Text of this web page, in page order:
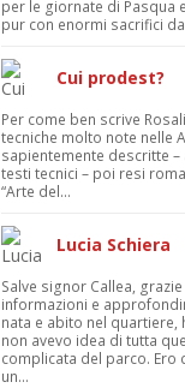
per le giornate di Pasqua
pur con enormi sacrifici
Cui prodest?
Per come ben scrive
tecniche molto note nelle
sapientemente descritte –
testi tecnici – poi resi
“Arte del...
Lucia Schiera
Salve signor Callea,
informazioni e
nata e abito nel quartiere,
non avevo idea di tutta
complicata del parco. Ero
un...